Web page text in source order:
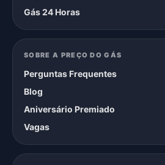
Gás 24 Horas
SOBRE A PREÇO DO GÁS
Perguntas Frequentes
Blog
Aniversário Premiado
Vagas